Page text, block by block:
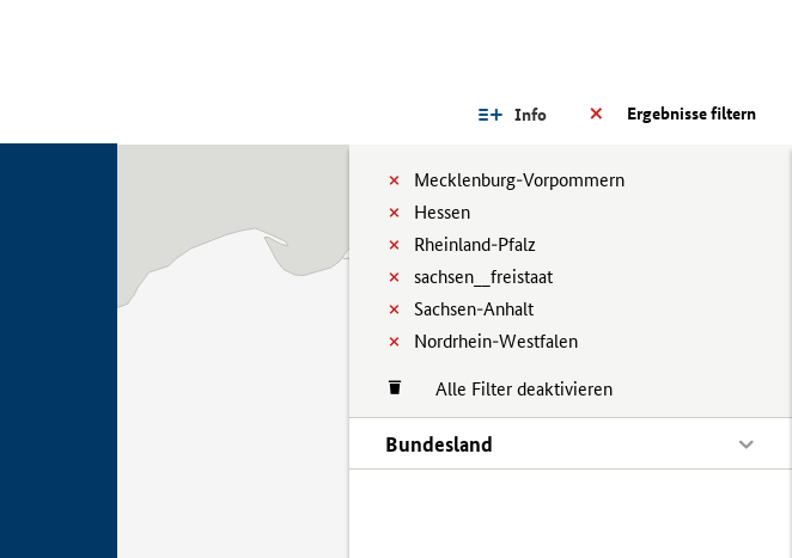
Ergebnisse filtern
Info
Mecklenburg-Vorpommern
Hessen
Rheinland-Pfalz
sachsen__freistaat
Sachsen-Anhalt
Nordrhein-Westfalen
Alle Filter deaktivieren
Bundesland